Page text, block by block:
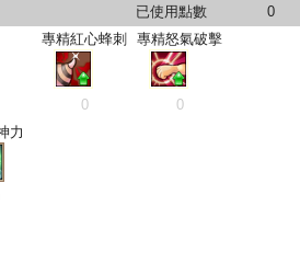
已使用點數
0
專精紅心蜂刺
0
專精怒氣破擊
0
力